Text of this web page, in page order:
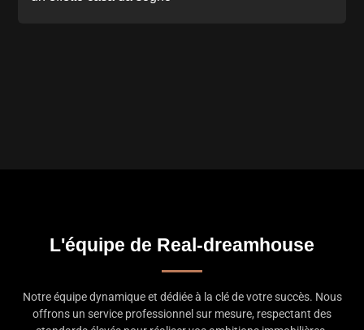
L'équipe de Real-dreamhouse
Notre équipe dynamique et dédiée à la clé de votre succès. Nous
offrons un service professionnel sur mesure, respectant des